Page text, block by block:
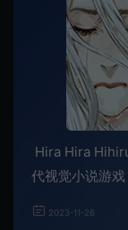
Hira Hira
代视觉小说游戏
2023-11-26